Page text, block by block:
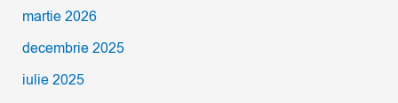
martie 2026
decembrie 2025
iulie 2025